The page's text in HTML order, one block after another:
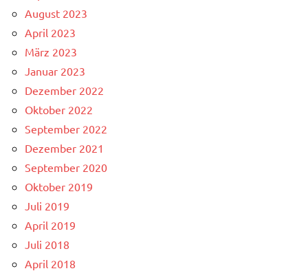
August 2023
April 2023
März 2023
Januar 2023
Dezember 2022
Oktober 2022
September 2022
Dezember 2021
September 2020
Oktober 2019
Juli 2019
April 2019
Juli 2018
April 2018